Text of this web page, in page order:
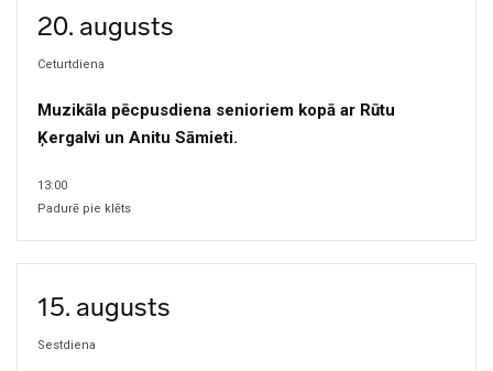
20. augusts
Ceturtdiena
Muzikāla pēcpusdiena senioriem kopā ar Rūtu
Ķergalvi un Anitu Sāmieti.
13:00
Padurē pie klēts
15. augusts
Sestdiena